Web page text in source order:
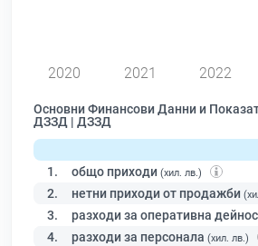
2020 2021 2022
Основни Финансови Данни и
ДЗЗД | ДЗЗД
1. общо приходи (хил. лв.)
2. нетни приходи от продажби
3. разходи за оперативна
4. разходи за персонала (хил. лв.)